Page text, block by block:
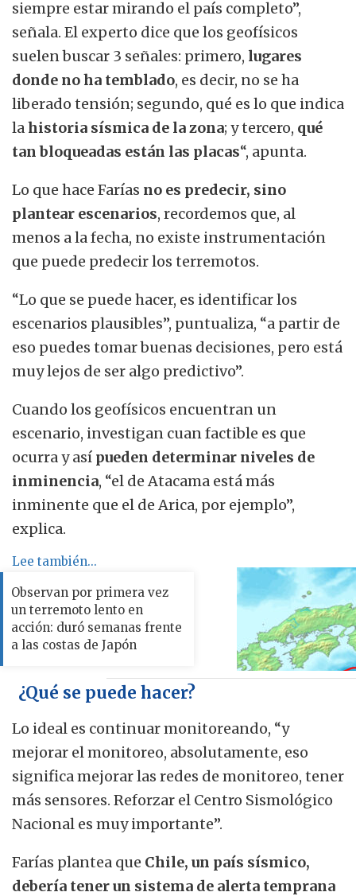
siempre estar mirando el país completo”,
señala. El experto dice que los geofísicos
suelen buscar 3 señales: primero, lugares
donde no ha temblado, es decir, no se ha
liberado tensión; segundo, qué es lo que indica
lahistoria sísmica de la zona; y tercero, qué
tan bloqueadas están las placas“, apunta.
Lo que hace Farías no es predecir, sino
plantear escenarios, recordemos que, al
menos a la fecha, no existe instrumentación
que puede predecir los terremotos.
“Lo que se puede hacer, es identificar los
escenarios plausibles”, puntualiza, “a partir de
eso puedes tomar buenas decisiones, pero está
muy lejos de ser algo predictivo”.
Cuando los geofísicos encuentran un
escenario, investigan cuan factible es que
ocurra y así pueden determinar niveles de
inminencia, “el de Atacama está más
inminente que el de Arica, por ejemplo”,
explica.
Lee también...
Observan por primera vez
un terremoto lento en
acción: duró semanas frente
a las costas de Japón
¿Qué se puede hacer?
Lo ideal es continuar monitoreando, “y
mejorar el monitoreo, absolutamente, eso
significa mejorar las redes de monitoreo, tener
más sensores. Reforzar el Centro Sismológico
Nacional es muy importante”.
Farías plantea que Chile, un país sísmico,
debería tener un sistema de alerta temprana